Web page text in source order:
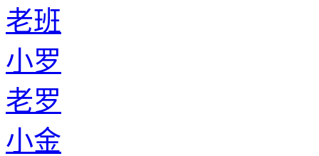
老班
小罗
老罗
小金